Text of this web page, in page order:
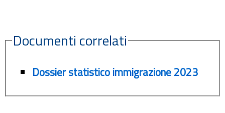
Documenti correlati
Dossier statistico immigrazione 2023